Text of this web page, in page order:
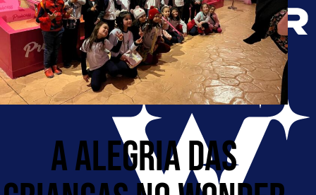
A ALEGRIA DAS